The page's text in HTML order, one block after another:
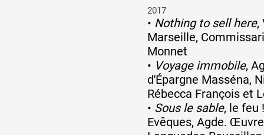
2017
• Nothing to sell here,
Marseille,
Monnet
• Voyage immobile,
d'Épargne Masséna,
Rébecca François et
• Sous le sable, le feu
Evêques, Agde.